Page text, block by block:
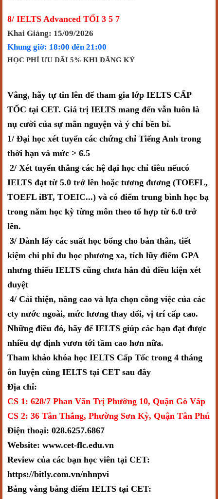
8/ IELTS Advanced TỐI 3 5 7
Khai Giảng: 15/09/2026
Khung giờ: 18:00 đến 21:00
HỌC PHÍ ƯU ĐÃI 5% KHI ĐĂNG KÝ
Vâng, hãy tự tin lên để tham gia lớp IELTS CẤP
TỐC tại CET. Giá trị IELTS mang đến vẫn luôn là
nụ cười của sự mãn nguyện và ý chí bền bỉ.
1/ Đại học xét tuyển các chứng chỉ Tiếng Anh trong
thời hạn và mức > 6.5
2/ Xét tuyển thẳng các hệ đại học chỉ tiêu nếucó
IELTS đạt từ 5.0 trở lên hoặc tương đương (TOEFL,
TOEFL iBT, TOEIC...) và có điểm trung bình học bạ
trong năm học kỳ từng môn theo tổ hợp từ 6.0 trở
lên.
3/ Dành lấy các suất học bổng cho bản thân, tiết
kiệm chi phí du học phương xa, tích lũy điểm GPA
nhưng thiếu IELTS cũng chưa hẳn đủ điều kiện xét
duyệt
4/ Cải thiện, nâng cao và lựa chọn công việc của các
cty nước ngoài, mức lương thay đổi, vị trí cấp cao.
Những điều đó, hãy để IELTS giúp các bạn đạt được
nhiều dự định vươn tới tầm cao hơn nữa.
Tham khảo khóa học IELTS Cấp Tốc trong 4 tháng
ôn luyện cùng IELTS tại CET sau đây
Địa chỉ:
CS 1: 628/7 Phan Văn Trị Phường 10, Quận Gò Vấp
CS 2: 36 Tân Thắng, Phường Sơn Kỳ, Quận Tân Phú
Điện thoại: 028.6257.6867
Website: www.cet-flc.edu.vn
Review của các bạn học viên tại CET:
https://bitly.com.vn/nhnpvi
Bảng vàng bảng điểm IELTS tại CET: